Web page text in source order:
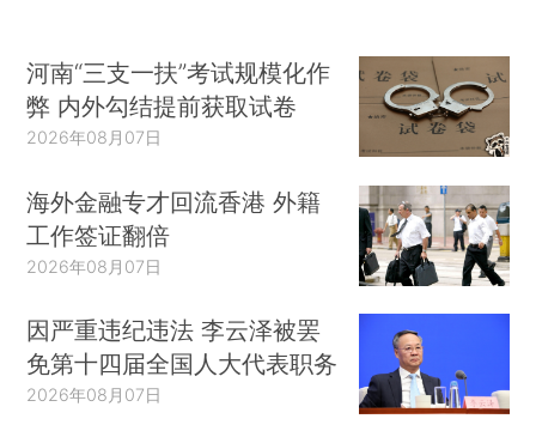
河南“三支一扶”考试规模化作
弊 内外勾结提前获取试卷
2026年08月07日
海外金融专才回流香港 外籍
工作签证翻倍
2026年08月07日
因严重违纪违法 李云泽被罢
免第十四届全国人大代表职务
2026年08月07日